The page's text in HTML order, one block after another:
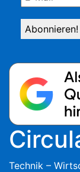
Technik –